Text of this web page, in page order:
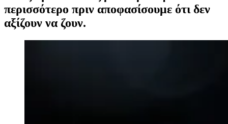
περισσότερο πριν αποφασίσουμε ότι δεν
αξίζουν να ζουν.